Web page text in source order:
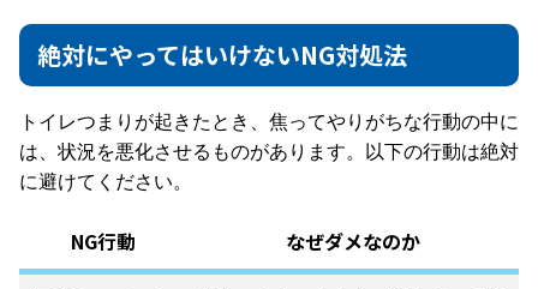
絶対にやってはいけないNG対処法
トイレつまりが起きたとき、焦ってやりがちな行動の中に
は、状況を悪化させるものがあります。以下の行動は絶対
に避けてください。
NG行動 なぜダメなのか